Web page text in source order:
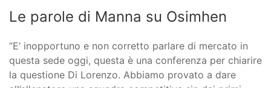
Le parole di Manna su Osimhen
“E’ inopportuno e non corretto parlare di mercato in
questa sede oggi, questa è una conferenza per chiarire
la questione Di Lorenzo. Abbiamo provato a dare